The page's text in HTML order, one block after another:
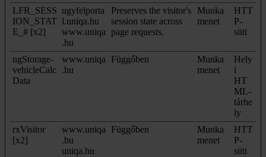
LFR_SESS
ION_STAT
E_# [x2]
ugyfelporta
l.uniqa.hu
www.uniqa
.hu
Preserves the visitor's
session state across
page requests.
Munka
menet
HTT
P-
süti
ngStorage-
vehicleCalc
Data
www.uniqa
.hu
Függőben
Munka
menet
Hely
i
HT
ML-
tárhe
ly
rxVisitor
[x2]
www.uniqa
.hu
uniqa.hu
Függőben
Munka
menet
HTT
P-
süti